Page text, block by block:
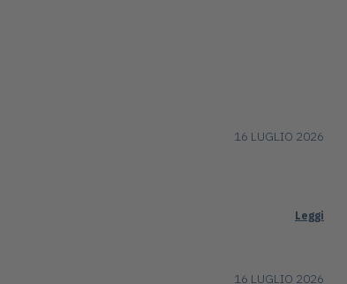
16 LUGLIO 2026
Leggi
16 LUGLIO 2026